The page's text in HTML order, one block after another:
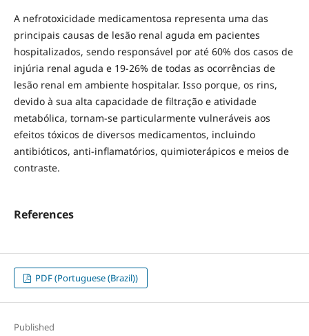
A nefrotoxicidade medicamentosa representa uma das
principais causas de lesão renal aguda em pacientes
hospitalizados, sendo responsável por até 60% dos casos de
injúria renal aguda e 19-26% de todas as ocorrências de
lesão renal em ambiente hospitalar. Isso porque, os rins,
devido à sua alta capacidade de filtração e atividade
metabólica, tornam-se particularmente vulneráveis aos
efeitos tóxicos de diversos medicamentos, incluindo
antibióticos, anti-inflamatórios, quimioterápicos e meios de
contraste.
References
PDF (Portuguese (Brazil))
Published